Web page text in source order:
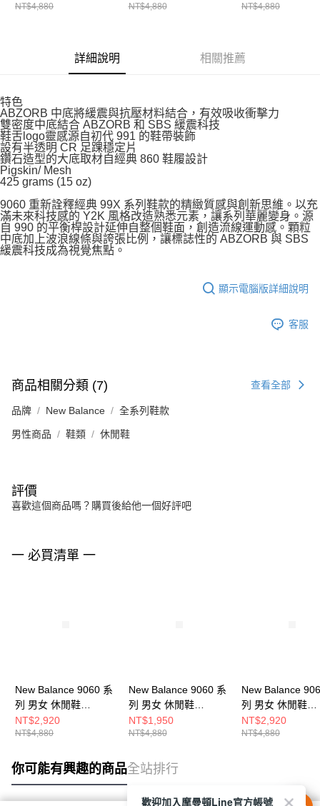
NT$4,880 NT$4,880 NT$4,880
詳細說明 相關推薦
特色
ABZORB 中底將緩震與抗壓材料結合，有效吸收衝擊力
雙密度中底結合 ABZORB 和 SBS 緩震科技
鞋舌logo靈感源自初代 991 的鞋帶裝飾
設有半透明 CR 足踝穩定片
鑽石造型的大底取材自經典 860 鞋履設計
Pigskin/ Mesh
425 grams (15 oz)
9060 重新詮釋經典 99X 系列鞋款的精緻質感與創新思維。以充
滿未來科技感的 Y2K 風格改造熟悉元素，讓系列華麗變身。源
自 990 的平衡桿設計延伸自整個鞋面，創造流線運動感。顆粒
中底加上波浪線條與誇張比例，讓標誌性的 ABZORB 與 SBS
緩震科技成為視覺焦點。
顯示電腦版詳細說明
客服
商品相關分類 (7) 查看全部
品牌 New Balance 全系列鞋款
男性商品 鞋類 休閒鞋
評價
喜歡這個商品嗎？購買後給他一個好評吧
一 必買清單 一
New Balance 9060 系
列 男女 休閒鞋
U9060LBC-D
NT$2,920
NT$4,880
New Balance 9060 系
列 男女 休閒鞋
U9060BLC-D
NT$1,950
NT$4,880
New Balance
列 男女 休閒鞋
U9060LBD-D
NT$2,920
NT$4,880
你可能有興趣的商品全站排行
歡迎加入摩曼頓Line官方帳號